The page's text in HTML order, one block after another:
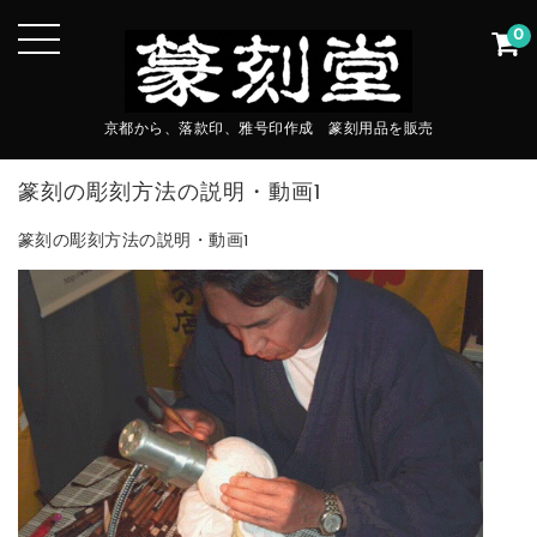
京都から、落款印、雅号印作成 篆刻用品を販売
0
篆刻の彫刻方法の説明・動画1
篆刻の彫刻方法の説明・動画1